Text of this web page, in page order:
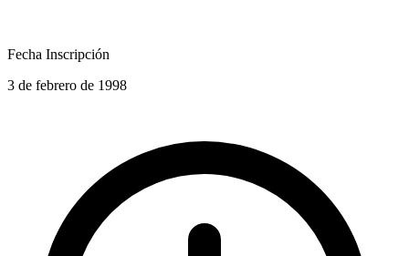
Fecha Inscripción
3 de febrero de 1998